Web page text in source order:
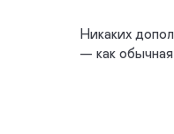
Никаких
— как